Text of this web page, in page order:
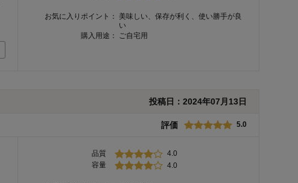
お気に入りポイント：
美味しい、保存が利く、使い勝手が良
い
購入用途：
ご自宅用
投稿日： 2024年07月13日
評価 5.0
品質
4.0
容量
4.0